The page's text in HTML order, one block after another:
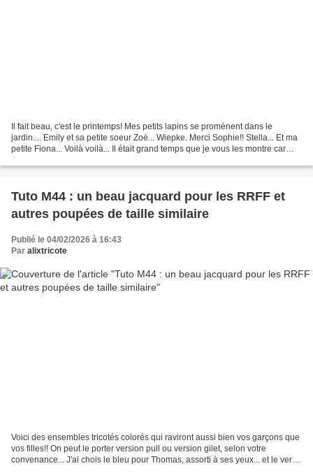
Il fait beau, c'est le printemps! Mes petits lapins se promènent dans le
jardin.... Emily et sa petite soeur Zoé... Wiepke. Merci Sophie!! Stella... Et ma
petite Fiona... Voilà voilà... Il était grand temps que je vous les montre car
Tuto M44 : un beau jacquard pour les RRFF et
autres poupées de taille similaire
Publié le 04/02/2026 à 16:43
Par alixtricote
Voici des ensembles tricotés colorés qui raviront aussi bien vos garçons que
vos filles!! On peut le porter version pull ou version gilet, selon votre
convenance... J'ai chois le bleu pour Thomas, assorti à ses yeux... et le vert